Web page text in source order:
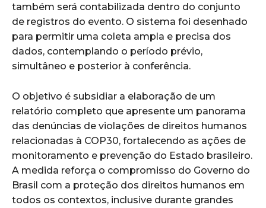
também será contabilizada dentro do conjunto
de registros do evento. O sistema foi desenhado
para permitir uma coleta ampla e precisa dos
dados, contemplando o período prévio,
simultâneo e posterior à conferência.
O objetivo é subsidiar a elaboração de um
relatório completo que apresente um panorama
das denúncias de violações de direitos humanos
relacionadas à COP30, fortalecendo as ações de
monitoramento e prevenção do Estado brasileiro.
A medida reforça o compromisso do Governo do
Brasil com a proteção dos direitos humanos em
todos os contextos, inclusive durante grandes